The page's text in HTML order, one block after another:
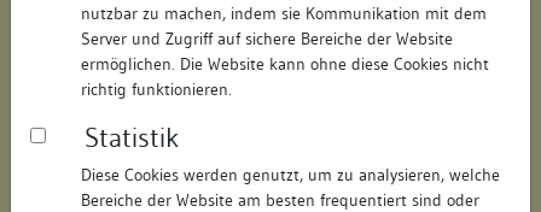
nutzbar zu machen, indem sie Kommunikation mit dem
Server und Zugriff auf sichere Bereiche der Website
ermöglichen. Die Website kann ohne diese Cookies nicht
richtig funktionieren.
Statistik
Diese Cookies werden genutzt, um zu analysieren, welche
Bereiche der Website am besten frequentiert sind oder
291319089068/ Datum: 12.03.2009
Datenbestand:
Bauforschung und Restaurierung
Objektdaten